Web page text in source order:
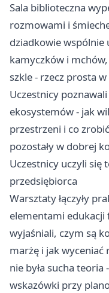
Sala biblioteczna
rozmowami i
dziadkowie wspólnie
kamyczków i
szkle - rzecz prosta
Uczestnicy
ekosystemów - jak
przestrzeni i co
pozostały w dobrej
Uczestnicy uczyli się
przedsiębiorca
Warsztaty łączyły
elementami edukacji
wyjaśniali, czym są
marżę i jak
nie była sucha
wskazówki przy